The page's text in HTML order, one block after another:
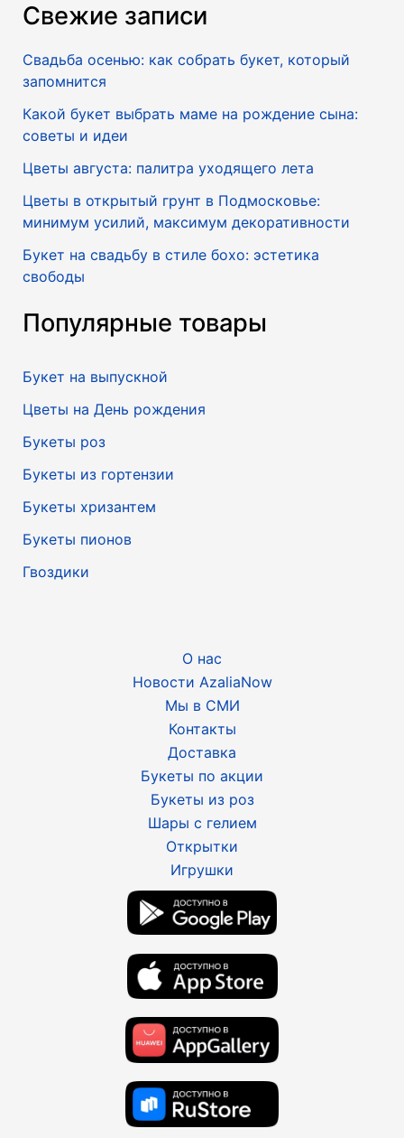
Свежие записи
Свадьба осенью: как собрать букет, который
запомнится
Какой букет выбрать маме на рождение сына:
советы и идеи
Цветы августа: палитра уходящего лета
Цветы в открытый грунт в Подмосковье:
минимум усилий, максимум декоративности
Букет на свадьбу в стиле бохо: эстетика
свободы
Популярные товары
Букет на выпускной
Цветы на День рождения
Букеты роз
Букеты из гортензии
Букеты хризантем
Букеты пионов
Гвоздики
О нас
Новости AzaliaNow
Мы в СМИ
Контакты
Доставка
Букеты по акции
Букеты из роз
Шары с гелием
Открытки
Игрушки